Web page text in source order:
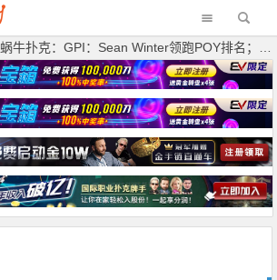
蜗牛扑克：GPI：Sean Winter领跑POY排名；Foxen仍位居总榜第一